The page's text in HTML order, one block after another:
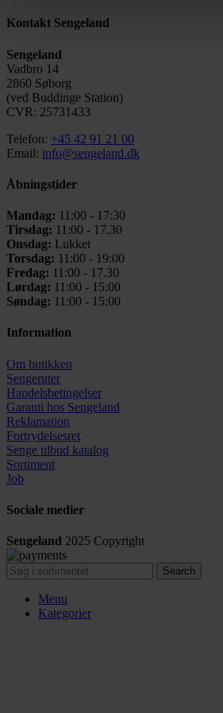
Kontakt Sengeland
Sengeland
Vadbro 14
2860 Søborg
(ved Buddinge Station)
CVR: 25731433
Telefon: +45 42 91 21 00
Email: info@sengeland.dk
Åbningstider
Mandag: 11:00 - 17:30
Tirsdag: 11:00 - 17.30
Onsdag: Lukket
Torsdag: 11:00 - 19:00
Fredag: 11:00 - 17.30
Lørdag: 11:00 - 15:00
Søndag: 11:00 - 15:00
Information
Om butikken
Sengeruter
Handelsbetingelser
Garanti hos Sengeland
Reklamation
Fortrydelsesret
Senge tilbud katalog
Sortiment
Job
Sociale medier
Sengeland 2025 Copyright
Search
Menu
Kategorier